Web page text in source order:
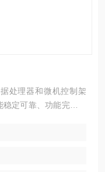
处理器和微机控制架
定可靠、功能完备、
测仪器。